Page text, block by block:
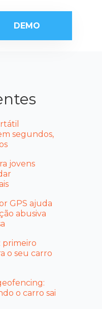
DEMO
segundos,
jovens
GPS ajuda
abusiva
primeiro
o seu carro
o carro sai